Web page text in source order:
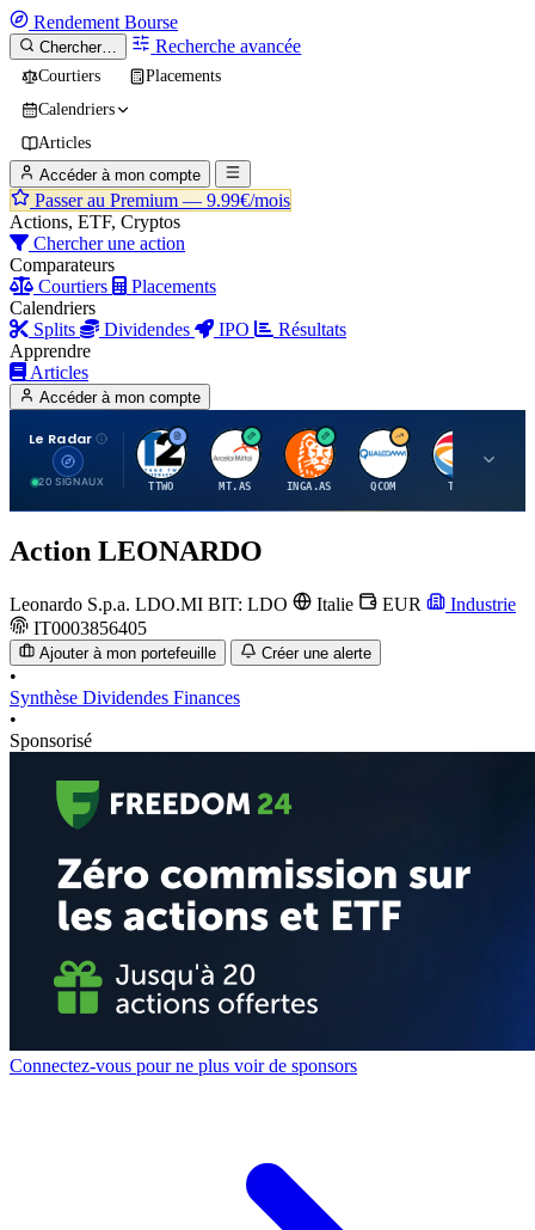
Rendement Bourse
Chercher… Recherche avancée
Courtiers
Placements
Calendriers
Articles
Accéder à mon compte
Passer au Premium — 9.99€/mois
Actions, ETF, Cryptos
Chercher une action
Comparateurs
Courtiers
Placements
Calendriers
Splits
Dividendes IPO
Résultats
Apprendre
Articles
Accéder à mon compte
Le Radar
20 SIGNAUX
T
TTWO
A
MT.AS
I
INGA.AS
Q
QCOM
T
TTE
Action LEONARDO
Leonardo S.p.a. LDO.MI BIT: LDO Italie EUR
Industrie
IT0003856405
Ajouter à mon portefeuille Créer une alerte
•
Synthèse Dividendes Finances
•
Sponsorisé
Connectez-vous pour ne plus voir de sponsors